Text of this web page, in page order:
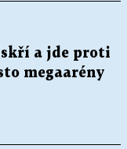
a jde proti
megaarény